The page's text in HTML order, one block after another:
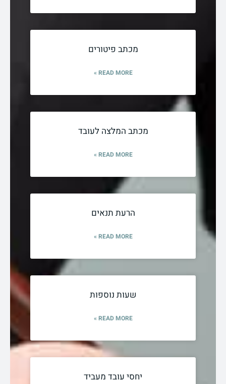
מכתב פיטורים
READ MORE »
מכתב המלצה לעובד
READ MORE »
הרעת תנאים
READ MORE »
שעות נוספות
READ MORE »
יחסי עובד מעביד